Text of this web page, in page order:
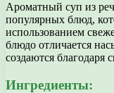
Ароматный суп из
популярных блюд,
использованием
блюдо отличается
создаются
Ингредиенты: